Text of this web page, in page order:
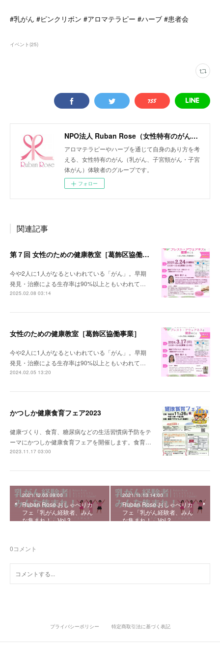
#乳がん #ピンクリボン #アロマテラピー #ハーブ #患者会
イベント(25)
NPO法人 Ruban Rose（女性特有のがん患者会）
アロマテラピーやハーブを通じて自身のあり方を考
える、女性特有のがん（乳がん、子宮頸がん・子宮
体がん）体験者のグループです。
フォロー
関連記事
第７回 女性のための健康教室［葛飾区協働事業］
今や2人に1人がなるといわれている「がん」。早期
発見・治療による生存率は90%以上ともいわれて…
2025.02.08 03:14
女性のための健康教室［葛飾区協働事業］
今や2人に1人がなるといわれている「がん」。早期
発見・治療による生存率は90%以上ともいわれて…
2024.02.05 13:20
かつしか健康食育フェア2023
健康づくり、食育、糖尿病などの生活習慣病予防をテ
ーマにかつしか健康食育フェアを開催します。食育…
2023.11.17 03:00
2021.12.05 09:00
Ruban Rose おしゃべりカ
フェ「乳がん経験者、みん
な集まれ！」Vol.3
2021.11.13 14:00
Ruban Rose おしゃべりカ
フェ「乳がん経験者、みん
な集まれ！」Vol.2
0コメント
プライバシーポリシー 特定商取引法に基づく表記